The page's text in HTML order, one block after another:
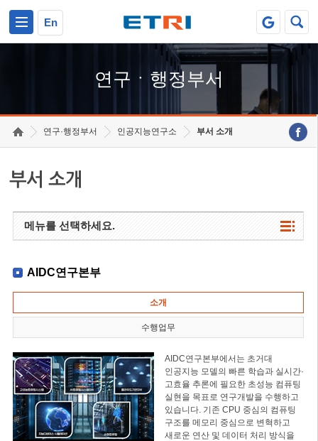
En
연구ㆍ행정부서
연구·행정부서 인공지능연구소 부서 소개
부서 소개
메뉴를 선택하세요.
AIDC연구본부
소개
수행업무
AIDC연구본부에서는 초거대
인공지능 모델의 빠른 학습과 실시간·
고효율 추론에 필요한 초성능 컴퓨팅
실현을 목표로 연구개발을 수행하고
있습니다. 기존 CPU 중심의 컴퓨팅
구조를 메모리 중심으로 변혁하고
새로운 연산 및 데이터 처리 방식을